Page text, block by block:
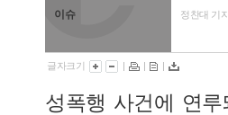
이슈 정찬대 기
글자크기 | | |
성폭행 사건에 연